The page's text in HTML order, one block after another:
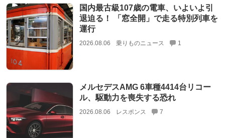
国内最古級107歳の電車、いよいよ引
退迫る！ 「窓全開」で走る特別列車を
運行
2026.08.06 乗りものニュース 1
メルセデスAMG 6車種4414台リコー
ル、駆動力を喪失する恐れ
2026.08.06 レスポンス 7